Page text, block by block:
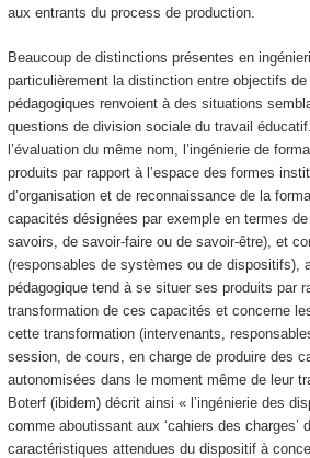
aux entrants du process de production.
Beaucoup de distinctions présentes en
particulièrement la distinction entre objectifs
pédagogiques renvoient à des situations
questions de division sociale du travail
l’évaluation du même nom, l’ingénierie de
produits par rapport à l’espace des formes
d’organisation et de reconnaissance de la
capacités désignées par exemple en termes
savoirs, de savoir-faire ou de savoir-être), et
(responsables de systèmes ou de dispositifs),
pédagogique tend à se situer ses produits par
transformation de ces capacités et concerne
cette transformation (intervenants,
session, de cours, en charge de produire des
autonomisées dans le moment même de leur
Boterf (ibidem) décrit ainsi « l’ingénierie des
comme aboutissant aux ‘cahiers des
caractéristiques attendues du dispositif à